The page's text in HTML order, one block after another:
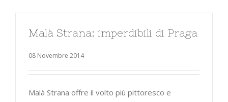
Malà Strana: imperdibili di Praga
08 Novembre 2014
Malà Strana offre il volto più pittoresco e